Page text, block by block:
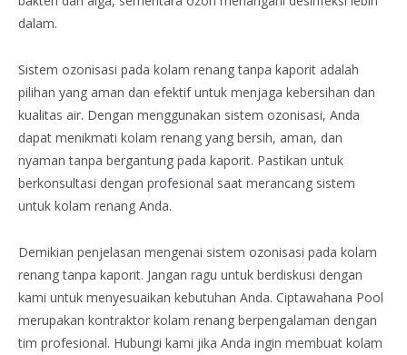
dalam.
Sistem ozonisasi pada kolam renang tanpa kaporit adalah
pilihan yang aman dan efektif untuk menjaga kebersihan dan
kualitas air. Dengan menggunakan sistem ozonisasi, Anda
dapat menikmati kolam renang yang bersih, aman, dan
nyaman tanpa bergantung pada kaporit. Pastikan untuk
berkonsultasi dengan profesional saat merancang sistem
untuk kolam renang Anda.
Demikian penjelasan mengenai sistem ozonisasi pada kolam
renang tanpa kaporit. Jangan ragu untuk berdiskusi dengan
kami untuk menyesuaikan kebutuhan Anda. Ciptawahana Pool
merupakan kontraktor kolam renang berpengalaman dengan
tim profesional. Hubungi kami jika Anda ingin membuat kolam